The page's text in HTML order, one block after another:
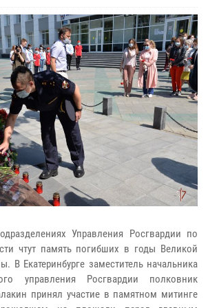
Управления Росгвардии по
чтут память погибших в годы Великой
В Екатеринбурге заместитель начальника
управления Росгвардии полковник
принял участие в памятном митинге